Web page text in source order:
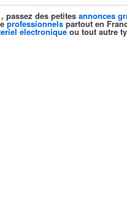
, passez des petites annonces
professionnels partout en
electroniqueou tout autre